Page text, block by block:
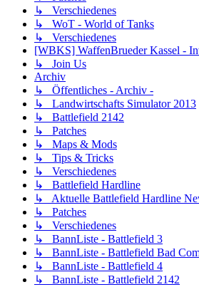
↳ Verschiedenes
↳ WoT - World of Tanks
↳ Verschiedenes
[WBKS] WaffenBrueder Kassel -
↳ Join Us
Archiv
↳ Öffentliches - Archiv -
↳ Landwirtschafts Simulator 2013
↳ Battlefield 2142
↳ Patches
↳ Maps & Mods
↳ Tips & Tricks
↳ Verschiedenes
↳ Battlefield Hardline
↳ Aktuelle Battlefield Hardline
↳ Patches
↳ Verschiedenes
↳ BannListe - Battlefield 3
↳ BannListe - Battlefield Bad
↳ BannListe - Battlefield 4
↳ BannListe - Battlefield 2142